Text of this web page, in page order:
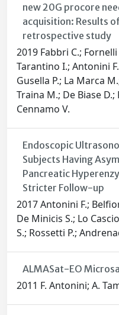
new 20G procore
acquisition: Results
retrospective study
2019 Fabbri C.;
Tarantino I.; Antonini
Gusella P.; La Marca
Traina M.; De Biase D.;
Cennamo V.
Endoscopic
Subjects Having
Pancreatic
Stricter Follow-up
2017 Antonini F.;
De Minicis S.; Lo
S.; Rossetti P.;
ALMASat-EO
2011 F. Antonini; A.